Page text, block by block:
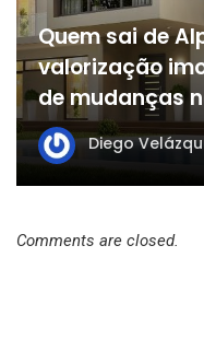
Quem sai de
valorização
de mudanças
Diego
Comments are closed.